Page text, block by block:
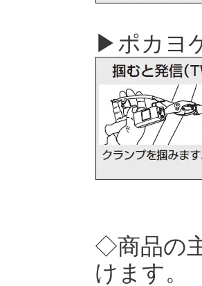
▶ポカヨ
◇商品の
けます。